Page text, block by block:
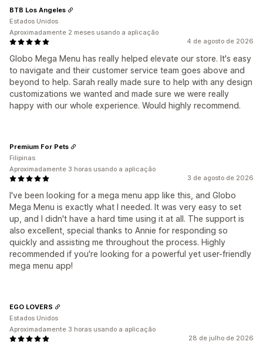
4 de agosto de 2026
Globo Mega Menu has really helped elevate our store. It's easy
to navigate and their customer service team goes above and
beyond to help. Sarah really made sure to help with any design
customizations we wanted and made sure we were really
happy with our whole experience. Would highly recommend.
BTB Los Angeles
Estados Unidos
Aproximadamente 2 meses usando a aplicação
3 de agosto de 2026
I've been looking for a mega menu app like this, and Globo
Mega Menu is exactly what I needed. It was very easy to set
up, and I didn't have a hard time using it at all. The support is
also excellent, special thanks to Annie for responding so
quickly and assisting me throughout the process. Highly
recommended if you're looking for a powerful yet user-friendly
mega menu app!
Premium For Pets
Filipinas
Aproximadamente 3 horas usando a aplicação
28 de julho de 2026
EGO LOVERS
Estados Unidos
Aproximadamente 3 horas usando a aplicação